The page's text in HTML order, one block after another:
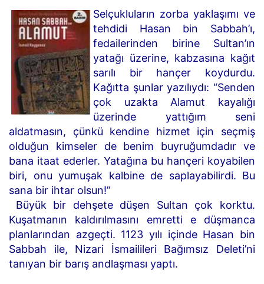
Selçukluların zorba yaklaşımı ve
tehdidi Hasan bin Sabbah’ı,
fedailerinden birine Sultan’ın
yatağı üzerine, kabzasına kağıt
sarılı bir hançer koydurdu.
Kağıtta şunlar yazılıydı: “Senden
çok uzakta Alamut kayalığı
üzerinde yattığım seni
aldatmasın, çünkü kendine hizmet için seçmiş
olduğun kimseler de benim buyruğumdadır ve
bana itaat ederler. Yatağına bu hançeri koyabilen
biri, onu yumuşak kalbine de saplayabilirdi. Bu
sana bir ihtar olsun!”
Büyük bir dehşete düşen Sultan çok korktu.
Kuşatmanın kaldırılmasını emretti e düşmanca
planlarından azgeçti. 1123 yılı içinde Hasan bin
Sabbah ile, Nizari İsmailileri Bağımsız Deleti’ni
tanıyan bir barış andlaşması yaptı.